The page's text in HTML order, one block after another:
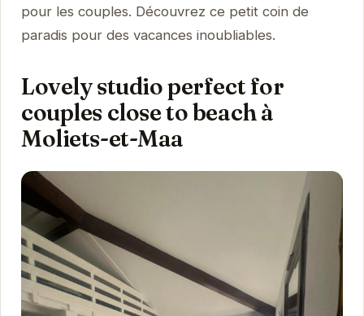
pour les couples. Découvrez ce petit coin de
paradis pour des vacances inoubliables.
Lovely studio perfect for
couples close to beach à
Moliets-et-Maa